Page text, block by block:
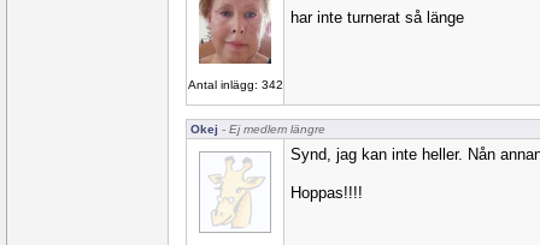
Antal inlägg: 342
har inte turnerat så länge
Okej - Ej medlem längre
Synd, jag kan inte heller. Nån
Hoppas!!!!